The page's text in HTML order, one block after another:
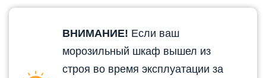
ВНИМАНИЕ! Если ваш
морозильный шкаф вышел из
строя во время эксплуатации за